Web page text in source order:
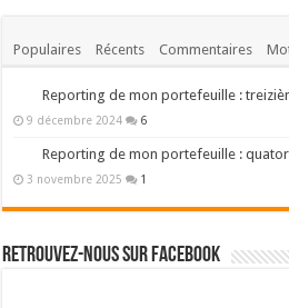
Populaires Récents Commentaires
Reporting de mon portefeuille :
9 décembre 2024 6
Reporting de mon portefeuille :
3 novembre 2025 1
Retrouvez-nous sur Facebook